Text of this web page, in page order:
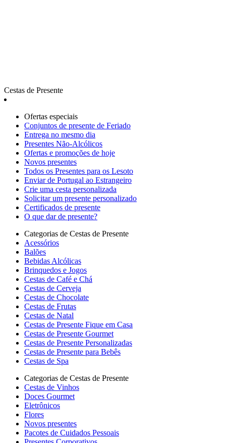
Cestas de Presente
Ofertas especiais
Сonjuntos de presente de Feriado
Entrega no mesmo dia
Presentes Não-Alcólicos
Ofertas e promoções de hoje
Novos presentes
Todos os Presentes para os Lesoto
Enviar de Portugal ao Estrangeiro
Crie uma cesta personalizada
Solicitar um presente personalizado
Certificados de presente
O que dar de presente?
Categorias de Cestas de Presente
Acessórios
Balões
Bebidas Alcólicas
Brinquedos e Jogos
Cestas de Café e Chá
Cestas de Cerveja
Cestas de Chocolate
Cestas de Frutas
Cestas de Natal
Cestas de Presente Fique em Casa
Cestas de Presente Gourmet
Cestas de Presente Personalizadas
Cestas de Presente para Bebês
Cestas de Spa
Categorias de Cestas de Presente
Cestas de Vinhos
Doces Gourmet
Eletrônicos
Flores
Novos presentes
Pacotes de Cuidados Pessoais